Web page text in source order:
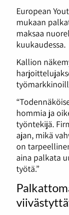
European
mukaan
maksaa
kuukaudessa.
Kallion
hommia ja
työntekijä.
ajan, mikä
on
aina palkata
työtä.”